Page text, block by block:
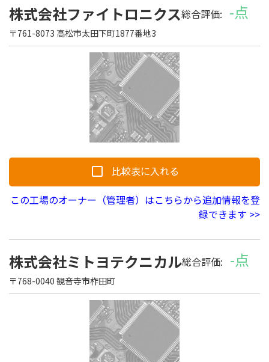
初めての方へ
よくある質問
株式会社ファイトロニクス総合評価: -点
〒761-8073 高松市太田下町1877番地3
比較表に入れる
この工場のオーナー（管理者）はこちらから追加情報を登
録できます >>
株式会社ミトヨテクニカル総合評価: -点
〒768-0040 観音寺市柞田町